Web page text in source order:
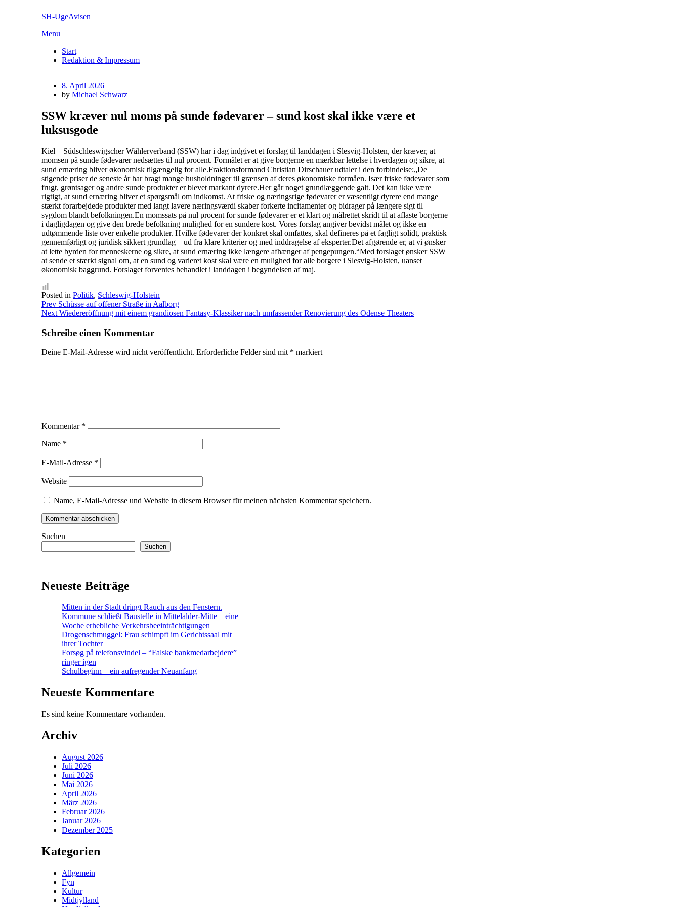
SH-UgeAvisen
Menu
Start
Redaktion & Impressum
Posted
on
8. April 2026
by Michael Schwarz
SSW kræver nul moms på sunde fødevarer – sund kost skal ikke være et
luksusgode
Kiel – Südschleswigscher Wählerverband (SSW) har i dag indgivet et forslag til landdagen i Slesvig-Holsten, der kræver, at
momsen på sunde fødevarer nedsættes til nul procent. Formålet er at give borgerne en mærkbar lettelse i hverdagen og sikre, at
sund ernæring bliver økonomisk tilgængelig for alle.Fraktionsformand Christian Dirschauer udtaler i den forbindelse:„De
stigende priser de seneste år har bragt mange husholdninger til grænsen af deres økonomiske formåen. Især friske fødevarer som
frugt, grøntsager og andre sunde produkter er blevet markant dyrere.Her går noget grundlæggende galt. Det kan ikke være
rigtigt, at sund ernæring bliver et spørgsmål om indkomst. At friske og næringsrige fødevarer er væsentligt dyrere end mange
stærkt forarbejdede produkter med langt lavere næringsværdi skaber forkerte incitamenter og bidrager på længere sigt til
sygdom blandt befolkningen.En momssats på nul procent for sunde fødevarer er et klart og målrettet skridt til at aflaste borgerne
i dagligdagen og give den brede befolkning mulighed for en sundere kost. Vores forslag angiver bevidst målet og ikke en
udtømmende liste over enkelte produkter. Hvilke fødevarer der konkret skal omfattes, skal defineres på et fagligt solidt, praktisk
gennemførligt og juridisk sikkert grundlag – ud fra klare kriterier og med inddragelse af eksperter.Det afgørende er, at vi ønsker
at lette byrden for menneskerne og sikre, at sund ernæring ikke længere afhænger af pengepungen.“Med forslaget ønsker SSW
at sende et stærkt signal om, at en sund og varieret kost skal være en mulighed for alle borgere i Slesvig-Holsten, uanset
økonomisk baggrund. Forslaget forventes behandlet i landdagen i begyndelsen af maj.
Posted in Politik, Schleswig-Holstein
Beitragsnavigation
Prev Schüsse auf offener Straße in Aalborg
Next Wiedereröffnung mit einem grandiosen Fantasy-Klassiker nach umfassender Renovierung des Odense Theaters
Schreibe einen Kommentar
Deine E-Mail-Adresse wird nicht veröffentlicht. Erforderliche Felder sind mit * markiert
Kommentar *
Name *
E-Mail-Adresse *
Website
Name, E-Mail-Adresse und Website in diesem Browser für meinen nächsten Kommentar speichern.
Suchen
Suchen
Neueste Beiträge
Mitten in der Stadt dringt Rauch aus den Fenstern.
Kommune schließt Baustelle in Mittelalder-Mitte – eine
Woche erhebliche Verkehrsbeeinträchtigungen
Drogenschmuggel: Frau schimpft im Gerichtssaal mit
ihrer Tochter
Forsøg på telefonsvindel – “Falske bankmedarbejdere”
ringer igen
Schulbeginn – ein aufregender Neuanfang
Neueste Kommentare
Es sind keine Kommentare vorhanden.
Archiv
August 2026
Juli 2026
Juni 2026
Mai 2026
April 2026
März 2026
Februar 2026
Januar 2026
Dezember 2025
Kategorien
Allgemein
Fyn
Kultur
Midtjylland